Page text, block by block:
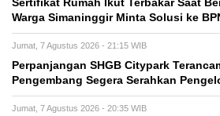
Sertifikat Rumah Ikut Terbakar Saat
Warga Simaninggir Minta Solusi ke
Jumat, 7 Agustus 2026 - 21:15 WIB
Perpanjangan SHGB Citypark
Pengembang Segera Serahkan
Jumat, 7 Agustus 2026 - 20:35 WIB